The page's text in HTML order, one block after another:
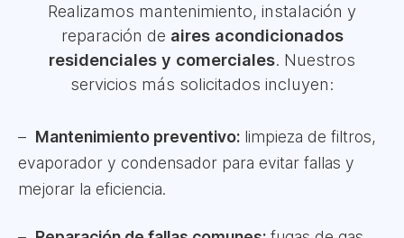
Realizamos mantenimiento, instalación y
reparación de aires acondicionados
residenciales y comerciales. Nuestros
servicios más solicitados incluyen:
Mantenimiento preventivo: limpieza de filtros,
evaporador y condensador para evitar fallas y
mejorar la eficiencia.